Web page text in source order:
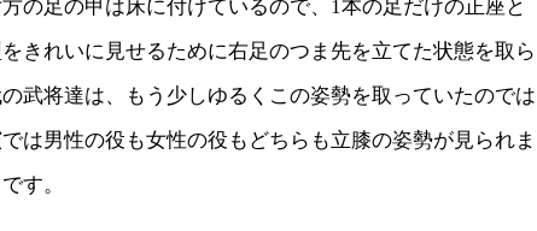
の足の甲は床に付けているので、1本の足だけの正座と
きれいに見せるために右足のつま先を立てた状態を取ら
武将達は、もう少しゆるくこの姿勢を取っていたのでは
は男性の役も女性の役もどちらも立膝の姿勢が見られま
す。